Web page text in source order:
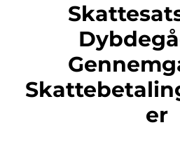
Skattesatser: En
er